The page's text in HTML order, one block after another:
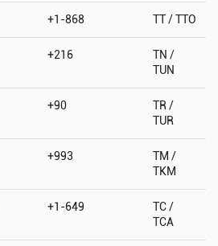
+1-868 TT / TTO
+216
TN /
TUN
+90
TR /
TUR
+993
TM /
TKM
+1-649
TC /
TCA